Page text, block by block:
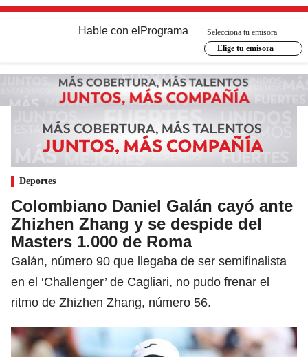
Hable con el Programa
Selecciona tu emisora
Elige tu emisora
Deportes
Colombiano Daniel Galán cayó ante
Zhizhen Zhang y se despide del
Masters 1.000 de Roma
Galán, número 90 que llegaba de ser semifinalista
en el ‘Challenger’ de Cagliari, no pudo frenar el
ritmo de Zhizhen Zhang, número 56.